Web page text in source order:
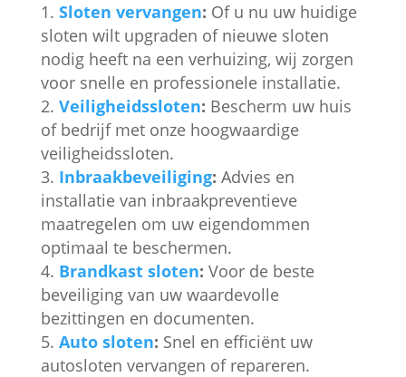
Sloten vervangen: Of u nu uw huidige
sloten wilt upgraden of nieuwe sloten
nodig heeft na een verhuizing, wij zorgen
voor snelle en professionele installatie.
Veiligheidssloten: Bescherm uw huis
of bedrijf met onze hoogwaardige
veiligheidssloten.
Inbraakbeveiliging: Advies en
installatie van inbraakpreventieve
maatregelen om uw eigendommen
optimaal te beschermen.
Brandkast sloten: Voor de beste
beveiliging van uw waardevolle
bezittingen en documenten.
Auto sloten: Snel en efficiënt uw
autosloten vervangen of repareren.